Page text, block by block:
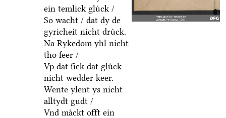
ein temlick gluͤck /
So wacht / dat dy de
gyricheit nicht druͤck.
Na Rykedom yhl nicht
tho ſeer /
Vp dat ſick dat gluͤck
nicht wedder keer.
Wente ylent ys nicht
alltydt gudt /
Vnd maͤckt offt ein